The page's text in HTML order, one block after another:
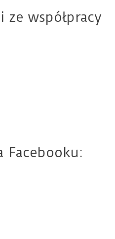
ze współpracy
Facebooku: